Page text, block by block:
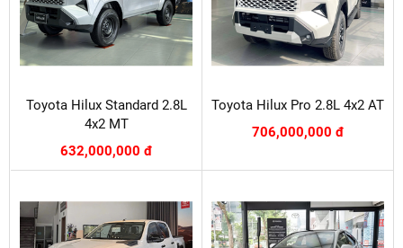
Toyota Hilux Standard 2.8L
4x2 MT
632,000,000 đ
Toyota Hilux Pro 2.8L 4x2 AT
706,000,000 đ